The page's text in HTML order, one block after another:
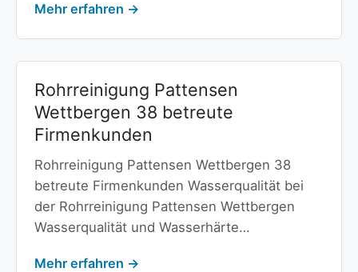
Mehr erfahren →
Rohrreinigung Pattensen
Wettbergen 38 betreute
Firmenkunden
Rohrreinigung Pattensen Wettbergen 38
betreute Firmenkunden Wasserqualität bei
der Rohrreinigung Pattensen Wettbergen
Wasserqualität und Wasserhärte…
Mehr erfahren →